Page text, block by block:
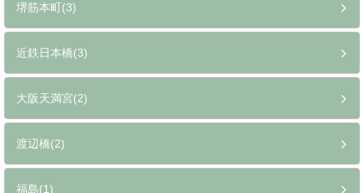
堺筋本町(3)
近鉄日本橋(3)
大阪天満宮(2)
渡辺橋(2)
福島(1)